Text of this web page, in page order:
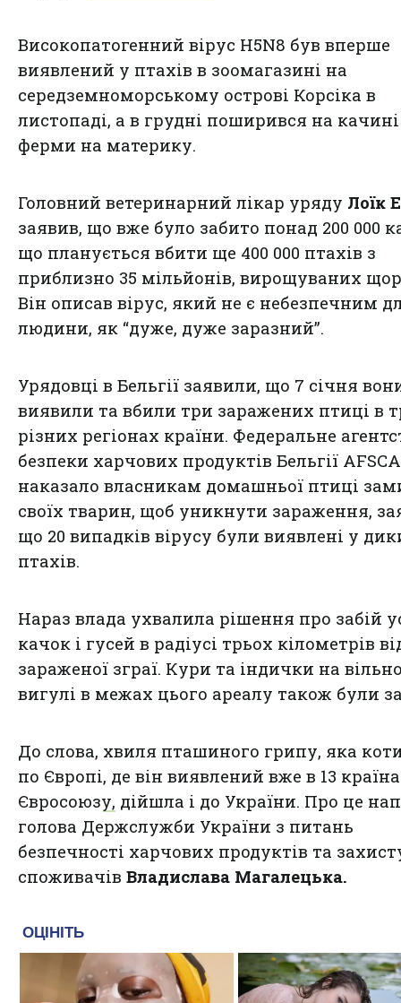
Високопатогенний вірус H5N8 був вперше
виявлений у птахів в зоомагазині на
середземноморському острові Корсіка в
листопаді, а в грудні поширився на качині
ферми на материку.
Головний ветеринарний лікар уряду Лоїк
заявив, що вже було забито понад 200 000
що планується вбити ще 400 000 птахів з
приблизно 35 мільйонів, вирощуваних
Він описав вірус, який не є небезпечним
людини, як “дуже, дуже заразний”.
Урядовці в Бельгії заявили, що 7 січня
виявили та вбили три заражених птиці в
різних регіонах країни. Федеральне
безпеки харчових продуктів Бельгії
наказало власникам домашньої птиці
своїх тварин, щоб уникнути зараження,
що 20 випадків вірусу були виявлені у
птахів.
Нараз влада ухвалила рішення про забій
качок і гусей в радіусі трьох кілометрів
зараженої зграї. Кури та індички на
вигулі в межах цього ареалу також були
До слова, хвиля пташиного грипу, яка
по Європі, де він виявлений вже в 13
Євросоюзу, дійшла і до України. Про це
голова Держслужби України з питань
безпечності харчових продуктів та
споживачів Владислава Магалецька.